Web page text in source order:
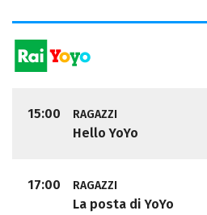
15:00 RAGAZZI
Hello YoYo
17:00 RAGAZZI
La posta di YoYo